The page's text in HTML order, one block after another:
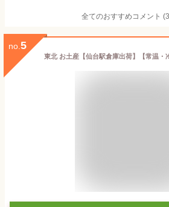
全てのおすすめコメント (
no. 5